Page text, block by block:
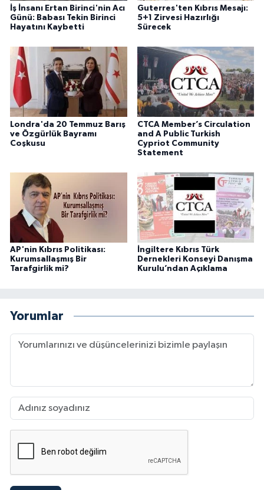
İş İnsanı Ertan Birinci'nin Acı
Günü: Babası Tekin Birinci
Hayatını Kaybetti
Guterres'ten Kıbrıs Mesajı:
5+1 Zirvesi Hazırlığı
Sürecek
Londra'da 20 Temmuz Barış
ve Özgürlük Bayramı
Coşkusu
CTCA Member’s Circulation
and A Public Turkish
Cypriot Community
Statement
AP'nin Kıbrıs Politikası:
Kurumsallaşmış Bir
Tarafgirlik mi?
İngiltere Kıbrıs Türk
Dernekleri Konseyi Danışma
Kurulu’ndan Açıklama
Yorumlar